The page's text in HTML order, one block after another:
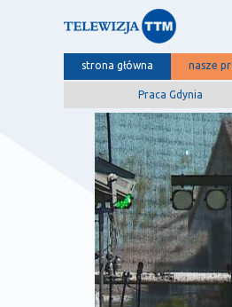
strona główna nasze
Praca Gdynia